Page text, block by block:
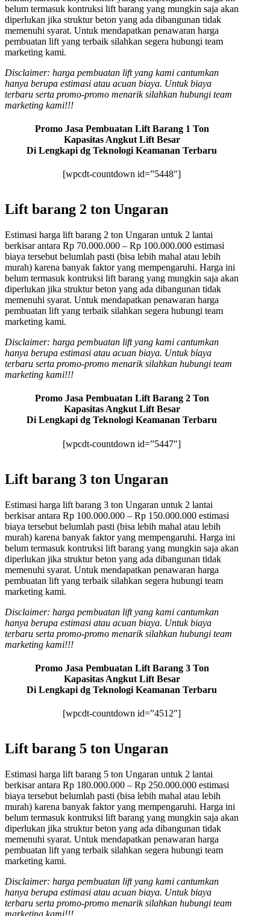
belum termasuk kontruksi lift barang yang mungkin saja akan
diperlukan jika struktur beton yang ada dibangunan tidak
memenuhi syarat. Untuk mendapatkan penawaran harga
pembuatan lift yang terbaik silahkan segera hubungi team
marketing kami.
Disclaimer: harga pembuatan lift yang kami cantumkan
hanya berupa estimasi atau acuan biaya. Untuk biaya
terbaru serta promo-promo menarik silahkan hubungi team
marketing kami!!!
Promo Jasa Pembuatan Lift Barang 1 Ton
Kapasitas Angkut Lift Besar
Di Lengkapi dg Teknologi Keamanan Terbaru
[wpcdt-countdown id=”5448″]
Lift barang 2 ton Ungaran
Estimasi harga lift barang 2 ton Ungaran untuk 2 lantai
berkisar antara Rp 70.000.000 – Rp 100.000.000 estimasi
biaya tersebut belumlah pasti (bisa lebih mahal atau lebih
murah) karena banyak faktor yang mempengaruhi. Harga ini
belum termasuk kontruksi lift barang yang mungkin saja akan
diperlukan jika struktur beton yang ada dibangunan tidak
memenuhi syarat. Untuk mendapatkan penawaran harga
pembuatan lift yang terbaik silahkan segera hubungi team
marketing kami.
Disclaimer: harga pembuatan lift yang kami cantumkan
hanya berupa estimasi atau acuan biaya. Untuk biaya
terbaru serta promo-promo menarik silahkan hubungi team
marketing kami!!!
Promo Jasa Pembuatan Lift Barang 2 Ton
Kapasitas Angkut Lift Besar
Di Lengkapi dg Teknologi Keamanan Terbaru
[wpcdt-countdown id=”5447″]
Lift barang 3 ton Ungaran
Estimasi harga lift barang 3 ton Ungaran untuk 2 lantai
berkisar antara Rp 100.000.000 – Rp 150.000.000 estimasi
biaya tersebut belumlah pasti (bisa lebih mahal atau lebih
murah) karena banyak faktor yang mempengaruhi. Harga ini
belum termasuk kontruksi lift barang yang mungkin saja akan
diperlukan jika struktur beton yang ada dibangunan tidak
memenuhi syarat. Untuk mendapatkan penawaran harga
pembuatan lift yang terbaik silahkan segera hubungi team
marketing kami.
Disclaimer: harga pembuatan lift yang kami cantumkan
hanya berupa estimasi atau acuan biaya. Untuk biaya
terbaru serta promo-promo menarik silahkan hubungi team
marketing kami!!!
Promo Jasa Pembuatan Lift Barang 3 Ton
Kapasitas Angkut Lift Besar
Di Lengkapi dg Teknologi Keamanan Terbaru
[wpcdt-countdown id=”4512″]
Lift barang 5 ton Ungaran
Estimasi harga lift barang 5 ton Ungaran untuk 2 lantai
berkisar antara Rp 180.000.000 – Rp 250.000.000 estimasi
biaya tersebut belumlah pasti (bisa lebih mahal atau lebih
murah) karena banyak faktor yang mempengaruhi. Harga ini
belum termasuk kontruksi lift barang yang mungkin saja akan
diperlukan jika struktur beton yang ada dibangunan tidak
memenuhi syarat. Untuk mendapatkan penawaran harga
pembuatan lift yang terbaik silahkan segera hubungi team
marketing kami.
Disclaimer: harga pembuatan lift yang kami cantumkan
hanya berupa estimasi atau acuan biaya. Untuk biaya
terbaru serta promo-promo menarik silahkan hubungi team
marketing kami!!!